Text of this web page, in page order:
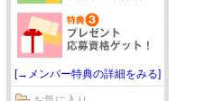
[→メンバー特典の詳細をみる]